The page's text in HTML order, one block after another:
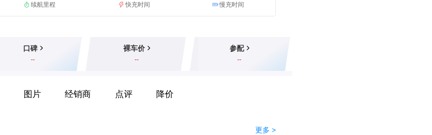
续航里程 快充时间 慢充时间
口碑
--
裸车价
--
参配
--
图片 经销商 点评 降价
更多 >